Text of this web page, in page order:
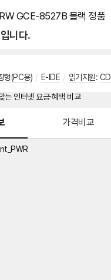
GCE-8527B 블랙 정품
니다.
형(PC용) / E-IDE / 읽기지원: CD
가격비교